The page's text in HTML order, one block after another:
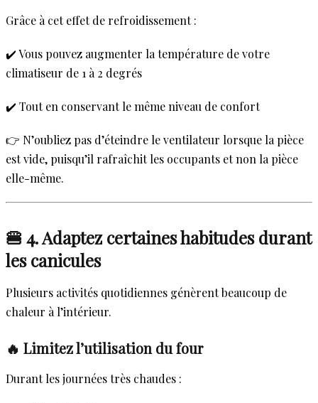
Grâce à cet effet de refroidissement :
✔️ Vous pouvez augmenter la température de votre
climatiseur de 1 à 2 degrés
✔️ Tout en conservant le même niveau de confort
👉 N’oubliez pas d’éteindre le ventilateur lorsque la pièce
est vide, puisqu’il rafraîchit les occupants et non la pièce
elle-même.
🍔 4. Adaptez certaines habitudes durant
les canicules
Plusieurs activités quotidiennes génèrent beaucoup de
chaleur à l’intérieur.
🔥 Limitez l’utilisation du four
Durant les journées très chaudes :